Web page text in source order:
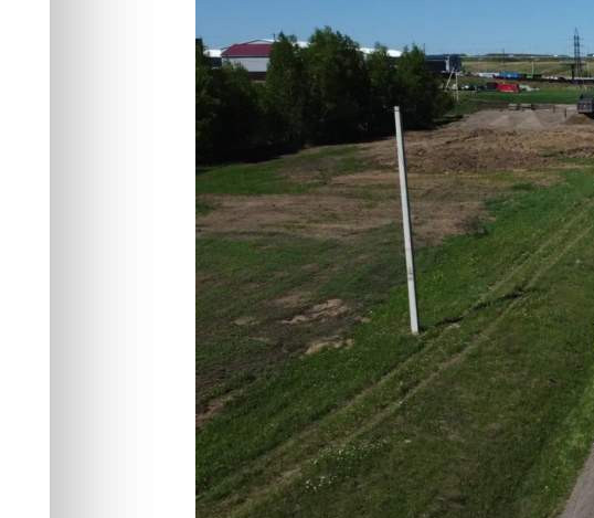
материалов для
разметки
Экономика
07.06.2026 17:09 412